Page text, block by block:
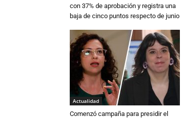
con 37% de aprobación y registra una
baja de cinco puntos respecto de junio
Actualidad
Comenzó campaña para presidir el